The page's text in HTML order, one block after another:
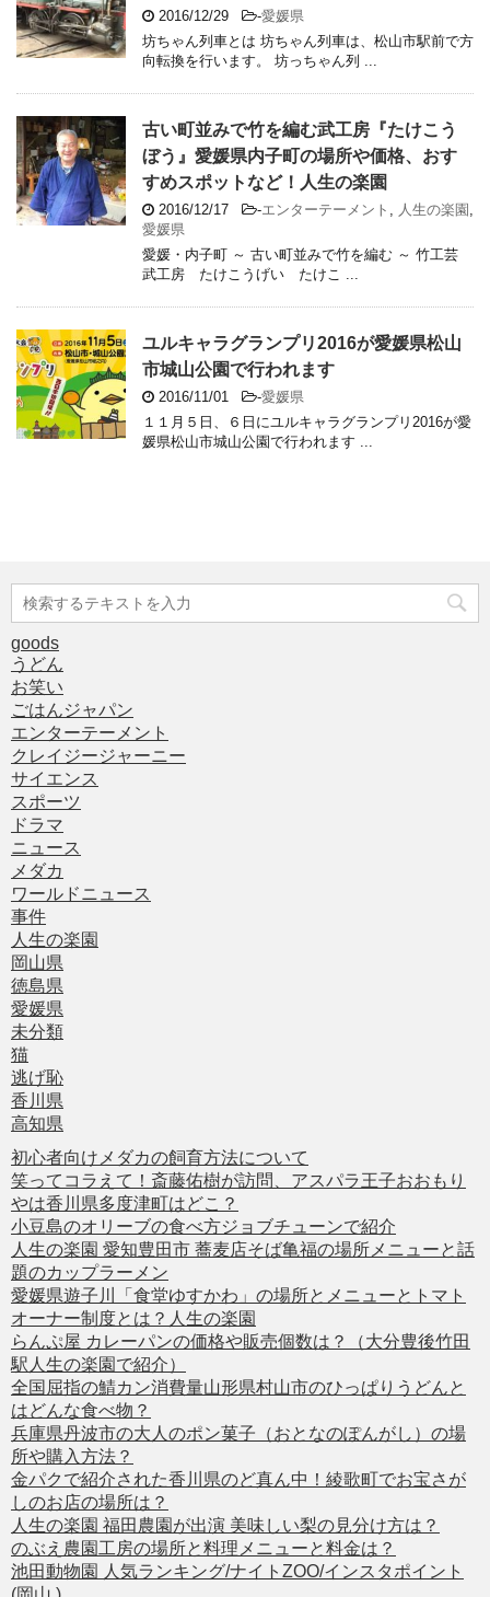
2016/12/29 -愛媛県
坊ちゃん列車とは 坊ちゃん列車は、松山市駅前で方
向転換を行います。 坊っちゃん列 ...
古い町並みで竹を編む武工房『たけこう
ぼう』愛媛県内子町の場所や価格、おす
すめスポットなど！人生の楽園
2016/12/17 -エンターテーメント , 人生の楽園 ,
愛媛県
愛媛・内子町 ～ 古い町並みで竹を編む ～ 竹工芸
武工房 たけこうげい たけこ ...
ユルキャラグランプリ2016が愛媛県松山
市城山公園で行われます
2016/11/01 -愛媛県
１１月５日、６日にユルキャラグランプリ2016が愛
媛県松山市城山公園で行われます ...
goods
うどん
お笑い
ごはんジャパン
エンターテーメント
クレイジージャーニー
サイエンス
スポーツ
ドラマ
ニュース
メダカ
ワールドニュース
事件
人生の楽園
岡山県
徳島県
愛媛県
未分類
猫
逃げ恥
香川県
高知県
初心者向けメダカの飼育方法について
笑ってコラえて！斎藤佑樹が訪問、アスパラ王子おおもり
やは香川県多度津町はどこ？
小豆島のオリーブの食べ方ジョブチューンで紹介
人生の楽園 愛知豊田市 蕎麦店そば亀福の場所メニューと話
題のカップラーメン
愛媛県遊子川「食堂ゆすかわ」の場所とメニューとトマト
オーナー制度とは？人生の楽園
らんぷ屋 カレーパンの価格や販売個数は？（大分豊後竹田
駅人生の楽園で紹介）
全国屈指の鯖カン消費量山形県村山市のひっぱりうどんと
はどんな食べ物？
兵庫県丹波市の大人のポン菓子（おとなのぽんがし）の場
所や購入方法？
金パクで紹介された香川県のど真ん中！綾歌町でお宝さが
しのお店の場所は？
人生の楽園 福田農園が出演 美味しい梨の見分け方は？
のぶえ農園工房の場所と料理メニューと料金は？
池田動物園 人気ランキング/ナイトZOO/インスタポイント